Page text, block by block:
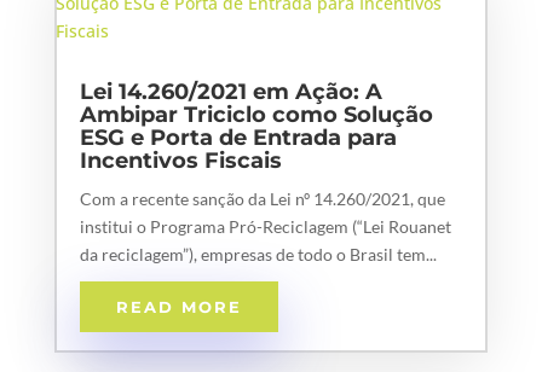
Lei 14.260/2021 em Ação: A
Ambipar Triciclo como Solução
ESG e Porta de Entrada para
Incentivos Fiscais
Com a recente sanção da Lei nº 14.260/2021, que
institui o Programa Pró-Reciclagem (“Lei Rouanet
da reciclagem”), empresas de todo o Brasil tem...
READ MORE